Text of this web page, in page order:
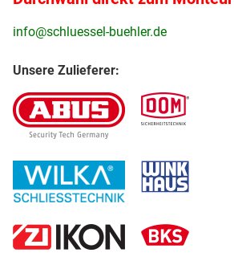
info@schluessel-buehler.de
Unsere Zulieferer: